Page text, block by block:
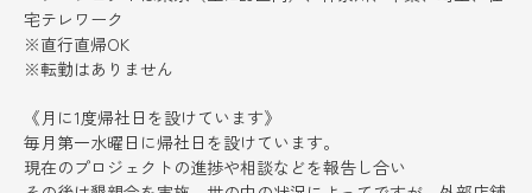
宅テレワーク
※直行直帰OK
※転勤はありません
《月に1度帰社日を設けています》
毎月第一水曜日に帰社日を設けています。
現在のプロジェクトの進捗や相談などを報告し合い